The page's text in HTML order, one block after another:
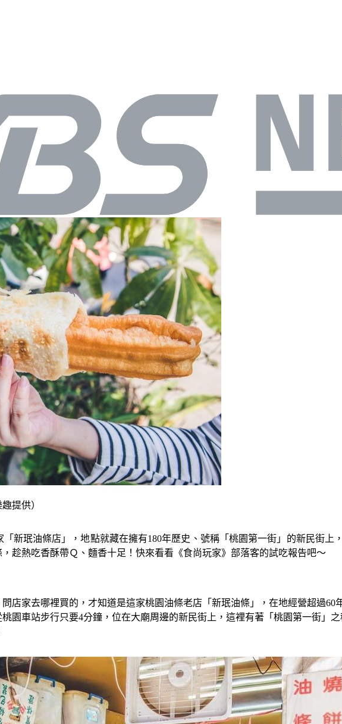
提供）
新珉油條店」，地點就藏在擁有180年歷史、號稱「桃園第一街」的新民街上
趁熱吃香酥帶Ｑ、麵香十足！快來看看《食尚玩家》部落客的試吃報告吧～
店家去哪裡買的，才知道是這家桃園油條老店「新珉油條」，在地經營超過
園車站步行只要4分鐘，位在大廟周邊的新民街上，這裡有著「桃園第一街」